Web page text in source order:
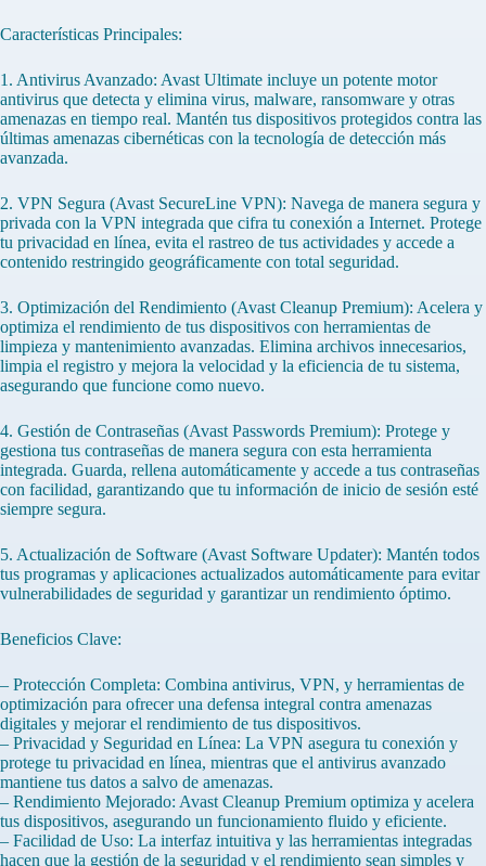
Características Principales:
1. Antivirus Avanzado: Avast Ultimate incluye un potente motor
antivirus que detecta y elimina virus, malware, ransomware y otras
amenazas en tiempo real. Mantén tus dispositivos protegidos contra las
últimas amenazas cibernéticas con la tecnología de detección más
avanzada.
2. VPN Segura (Avast SecureLine VPN): Navega de manera segura y
privada con la VPN integrada que cifra tu conexión a Internet. Protege
tu privacidad en línea, evita el rastreo de tus actividades y accede a
contenido restringido geográficamente con total seguridad.
3. Optimización del Rendimiento (Avast Cleanup Premium): Acelera y
optimiza el rendimiento de tus dispositivos con herramientas de
limpieza y mantenimiento avanzadas. Elimina archivos innecesarios,
limpia el registro y mejora la velocidad y la eficiencia de tu sistema,
asegurando que funcione como nuevo.
4. Gestión de Contraseñas (Avast Passwords Premium): Protege y
gestiona tus contraseñas de manera segura con esta herramienta
integrada. Guarda, rellena automáticamente y accede a tus contraseñas
con facilidad, garantizando que tu información de inicio de sesión esté
siempre segura.
5. Actualización de Software (Avast Software Updater): Mantén todos
tus programas y aplicaciones actualizados automáticamente para evitar
vulnerabilidades de seguridad y garantizar un rendimiento óptimo.
Beneficios Clave:
– Protección Completa: Combina antivirus, VPN, y herramientas de
optimización para ofrecer una defensa integral contra amenazas
digitales y mejorar el rendimiento de tus dispositivos.
– Privacidad y Seguridad en Línea: La VPN asegura tu conexión y
protege tu privacidad en línea, mientras que el antivirus avanzado
mantiene tus datos a salvo de amenazas.
– Rendimiento Mejorado: Avast Cleanup Premium optimiza y acelera
tus dispositivos, asegurando un funcionamiento fluido y eficiente.
– Facilidad de Uso: La interfaz intuitiva y las herramientas integradas
hacen que la gestión de la seguridad y el rendimiento sean simples y